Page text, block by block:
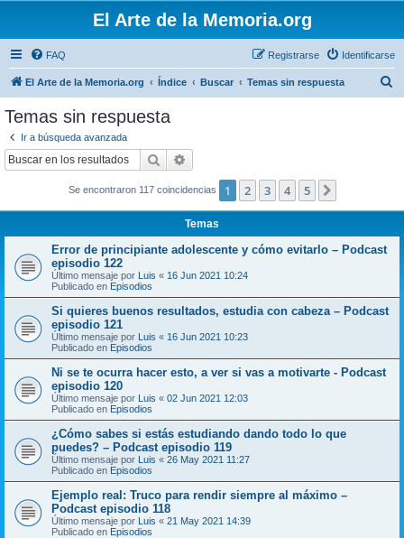
El Arte de la Memoria.org
FAQ Identificarse
Registrarse
El Arte de la Memoria.org Índice Buscar Temas sin respuesta
Temas sin respuesta
Ir a búsqueda avanzada
Buscar
Se encontraron 117 coincidencias 1 2 3 4 5
Temas
Error de principiante adolescente y cómo evitarlo – Podcast
episodio 122
Último mensaje por Luis « 16 Jun 2021 10:24
Publicado en Episodios
Si quieres buenos resultados, estudia con cabeza – Podcast
episodio 121
Último mensaje por Luis « 16 Jun 2021 10:23
Publicado en Episodios
Ni se te ocurra hacer esto, a ver si vas a motivarte - Podcast
episodio 120
Último mensaje por Luis « 02 Jun 2021 12:03
Publicado en Episodios
¿Cómo sabes si estás estudiando dando todo lo que
puedes? – Podcast episodio 119
Último mensaje por Luis « 26 May 2021 11:27
Publicado en Episodios
Ejemplo real: Truco para rendir siempre al máximo –
Podcast episodio 118
Último mensaje por Luis « 21 May 2021 14:39
Publicado en Episodios